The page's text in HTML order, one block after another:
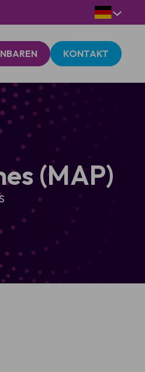
KONTAKT
(MAP)